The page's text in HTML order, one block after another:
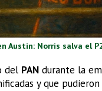
Austin: Norris salva el
del PAN durante la
y que